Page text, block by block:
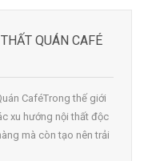
QUÁN CAFÉ
CaféTrong thế giới
xu hướng nội thất độc
mà còn tạo nên trải